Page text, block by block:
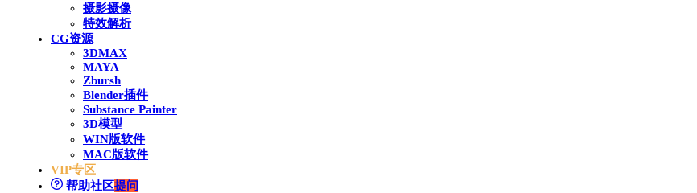
摄影摄像
特效解析
CG资源
3DMAX
MAYA
Zbursh
Blender插件
Substance Painter
3D模型
WIN版软件
MAC版软件
VIP专区
帮助社区提问